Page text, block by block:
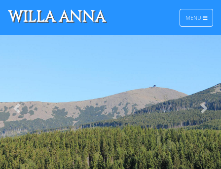
WILLA ANNA MENU
Poprzedni